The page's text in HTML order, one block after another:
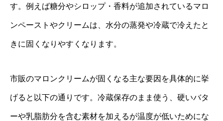
す。例えば糖分やシロップ・香料が追加されているマロ
ンペーストやクリームは、水分の蒸発や冷蔵で冷えたと
きに固くなりやすくなります。
市販のマロンクリームが固くなる主な要因を具体的に挙
げると以下の通りです。冷蔵保存のまま使う、硬いバタ
ーや乳脂肪分を含む素材を加えるが温度が低いためにな